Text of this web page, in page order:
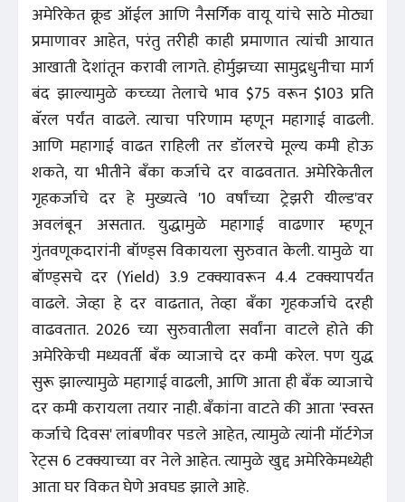
अमेरिकेत क्रूड ऑईल आणि नैसर्गिक वायू यांचे साठे मोठ्या
प्रमाणावर आहेत, परंतु तरीही काही प्रमाणात त्यांची आयात
आखाती देशांतून करावी लागते. होर्मुझच्या सामुद्रधुनीचा मार्ग
बंद झाल्यामुळे कच्च्या तेलाचे भाव $75 वरून $103 प्रति
बॅरल पर्यंत वाढले. त्याचा परिणाम म्हणून महागाई वाढली.
आणि महागाई वाढत राहिली तर डॉलरचे मूल्य कमी होऊ
शकते, या भीतीने बँका कर्जाचे दर वाढवतात. अमेरिकेतील
गृहकर्जाचे दर हे मुख्यत्वे '10 वर्षांच्या ट्रेझरी यील्ड'वर
अवलंबून असतात. युद्धामुळे महागाई वाढणार म्हणून
गुंतवणूकदारांनी बॉण्ड्स विकायला सुरुवात केली. यामुळे या
बॉण्ड्सचे दर (Yield) 3.9 टक्क्यावरून 4.4 टक्क्यापर्यंत
वाढले. जेव्हा हे दर वाढतात, तेव्हा बँका गृहकर्जाचे दरही
वाढवतात. 2026 च्या सुरुवातीला सर्वांना वाटले होते की
अमेरिकेची मध्यवर्ती बँक व्याजाचे दर कमी करेल. पण युद्ध
सुरू झाल्यामुळे महागाई वाढली, आणि आता ही बँक व्याजाचे
दर कमी करायला तयार नाही. बँकांना वाटते की आता 'स्वस्त
कर्जाचे दिवस' लांबणीवर पडले आहेत, त्यामुळे त्यांनी मॉर्टगेज
रेट्स 6 टक्क्याच्या वर नेले आहेत. त्यामुळे खुद्द अमेरिकेमध्येही
आता घर विकत घेणे अवघड झाले आहे.